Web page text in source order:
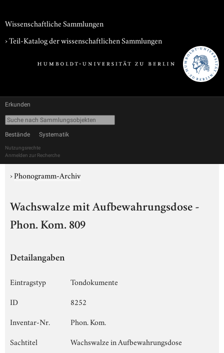
Wissenschaftliche Sammlungen
› Teil-Katalog der wissenschaftlichen Sammlungen
Erkunden
Bestände Systematik
Nutzungsrechte
Anmelden zur Recherche
›Phonogramm-Archiv
Wachswalze mit Aufbewahrungsdose -
Phon. Kom. 809
Detailangaben
Eintragstyp
Tondokumente
ID
8252
Inventar-Nr.
Phon. Kom.
Sachtitel
Wachswalze in Aufbewahrungsdose